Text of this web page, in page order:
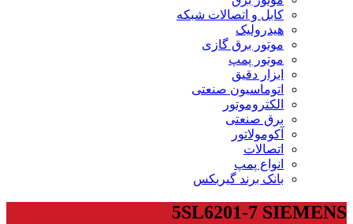
کابل و اتصالات شبکه
هیدرولیک
موتور برق گازی
موتور پمپ
ابزار دقیق
اتوماسیون صنعتی
الکتروموتور
برق صنعتی
آکومولاتور
اتصالات
انواع پمپ
بانک برند گیربکس
5SL6201-7 SIEMENS